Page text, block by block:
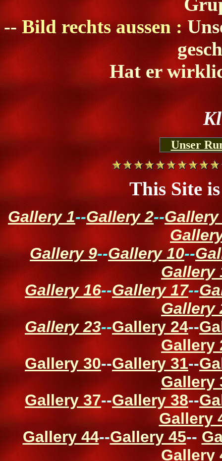
--Bild rechts aussen :
Hat er
Unser
This Site
Gallery 1--Gallery 2--Gallery
Gallery 9--Gallery 10--
Gallery
Gallery 16--Gallery 17--
Gallery
Gallery 23--Gallery 24--
Gallery
Gallery 30--Gallery 31--
Gallery
Gallery 37--Gallery 38--
Gallery
Gallery 44--Gallery 45--
Gallery